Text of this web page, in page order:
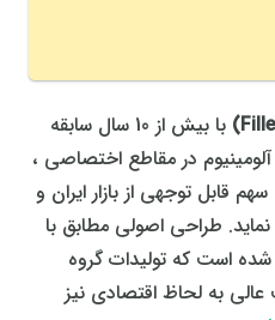
)
با بیش از 10 سال سابقه
در مقاطع اختصاصی ،
قابل توجهی از بازار ایران و
طراحی اصولی مطابق با
شده است که تولیدات گروه
به لحاظ اقتصادی نیز